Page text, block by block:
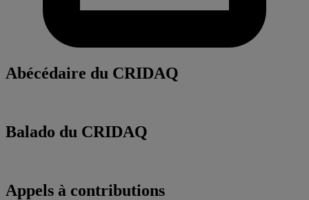
Abécédaire du CRIDAQ
Balado du CRIDAQ
Appels à contributions